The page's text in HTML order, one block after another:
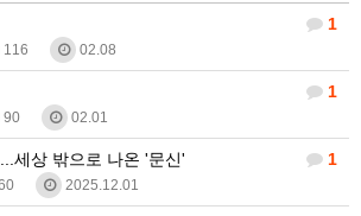
1
116 02.08
1
90 02.01
1
세상 밖으로 나온 '문신'
2025.12.01